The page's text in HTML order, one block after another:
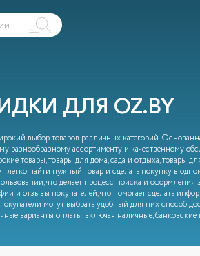
ДЛЯ OZ.BY
выбор товаров различных категорий.
разнообразному ассортименту и качественному
товары, товары для дома, сада и отдыха, товары
легко найти нужный товар и сделать покупку в
что делает процесс поиска и оформления
и отзывы покупателей, что помогает сделать
могут выбрать удобный для них способ
варианты оплаты, включая наличные, банковские